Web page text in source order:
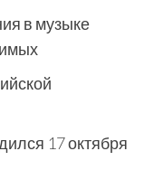
в музыке
17 октября